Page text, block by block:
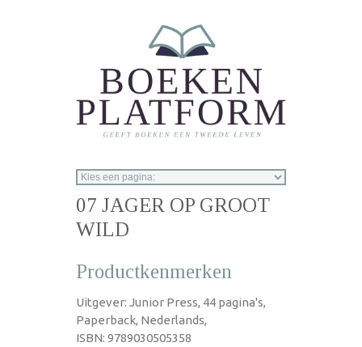
07 JAGER OP GROOT
WILD
Productkenmerken
Uitgever: Junior Press, 44 pagina's,
Paperback, Nederlands,
ISBN: 9789030505358